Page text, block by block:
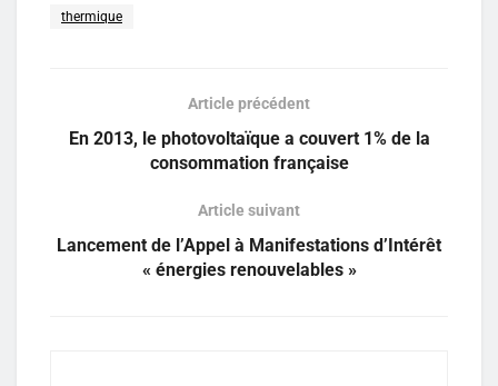
thermique
Article précédent
En 2013, le photovoltaïque a couvert 1% de la
consommation française
Article suivant
Lancement de l’Appel à Manifestations d’Intérêt
« énergies renouvelables »